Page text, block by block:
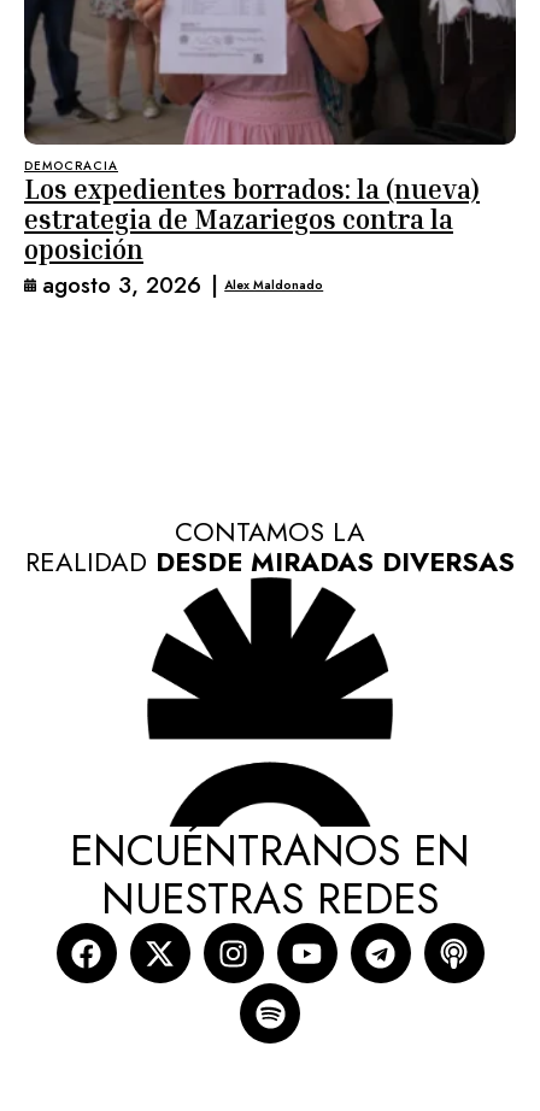
DEMOCRACIA
Los expedientes borrados: la (nueva)
estrategia de Mazariegos contra la
oposición
agosto 3, 2026 | Alex Maldonado
CONTAMOS LA
REALIDAD DESDE MIRADAS DIVERSAS
ENCUÉNTRANOS EN
NUESTRAS REDES